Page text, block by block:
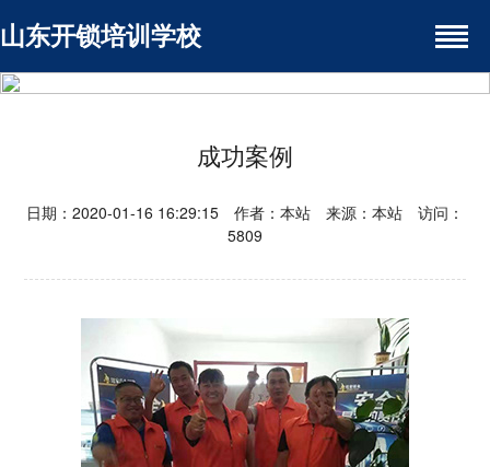
山东开锁培训学校
成功案例
日期：2020-01-16 16:29:15 作者：本站 来源：本站 访问：
5809